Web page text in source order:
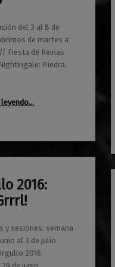
del 3 al 8 de
de martes a
Fiesta de Reinas
Piedra,
“Programación del 3 al 8 de enero”
…
2016:
y sesiones: semana
al 3 de julio.
2016